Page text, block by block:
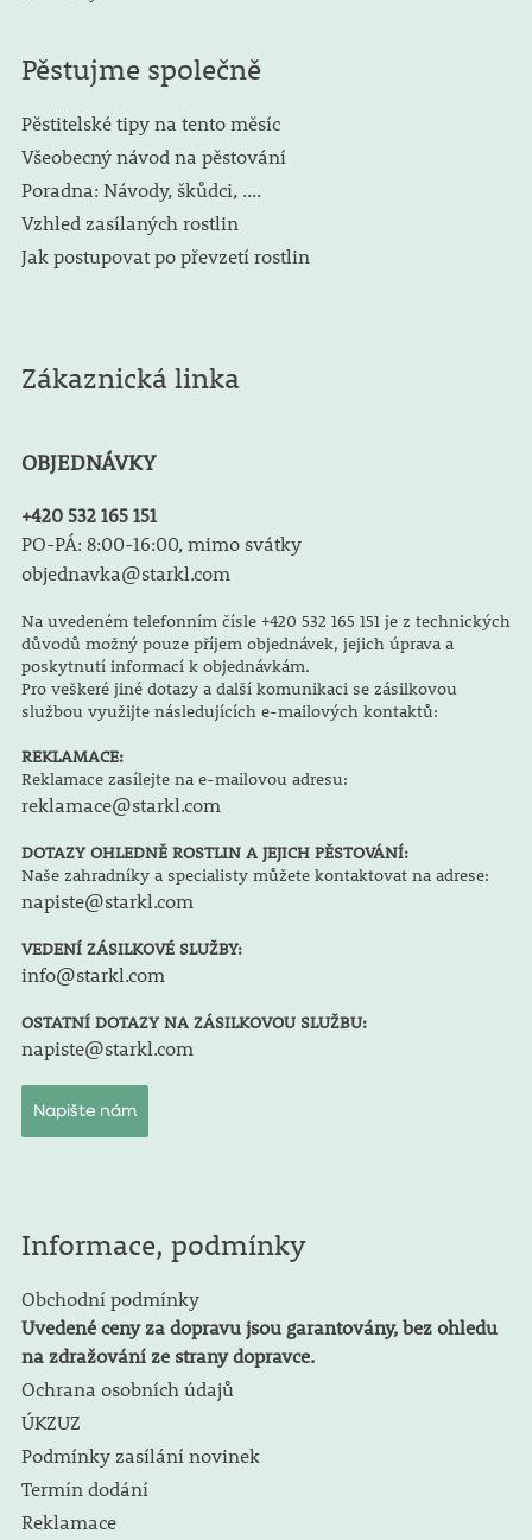
Pěstujme společně
Pěstitelské tipy na tento měsíc
Všeobecný návod na pěstování
Poradna: Návody, škůdci, ....
Vzhled zasílaných rostlin
Jak postupovat po převzetí rostlin
Zákaznická linka
OBJEDNÁVKY
+420 532 165 151
PO-PÁ: 8:00-16:00, mimo svátky
objednavka@starkl.com
Na uvedeném telefonním čísle +420 532 165 151 je z technických
důvodů možný pouze příjem objednávek, jejich úprava a
poskytnutí informací k objednávkám.
Pro veškeré jiné dotazy a další komunikaci se zásilkovou
službou využijte následujících e-mailových kontaktů:
REKLAMACE:
Reklamace zasílejte na e-mailovou adresu:
reklamace@starkl.com
DOTAZY OHLEDNĚ ROSTLIN A JEJICH PĚSTOVÁNÍ:
Naše zahradníky a specialisty můžete kontaktovat na adrese:
napiste@starkl.com
VEDENÍ ZÁSILKOVÉ SLUŽBY:
info@starkl.com
OSTATNÍ DOTAZY NA ZÁSILKOVOU SLUŽBU:
napiste@starkl.com
Napište nám
Informace, podmínky
Obchodní podmínky
Uvedené ceny za dopravu jsou garantovány, bez ohledu
na zdražování ze strany dopravce.
Ochrana osobních údajů
ÚKZUZ
Podmínky zasílání novinek
Termín dodání
Reklamace